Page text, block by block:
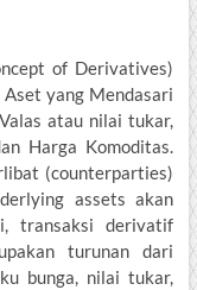
of Derivatives)
yang Mendasari
atau nilai tukar,
Harga Komoditas.
(counterparties)
assets akan
transaksi derivatif
turunan dari
bunga, nilai tukar,